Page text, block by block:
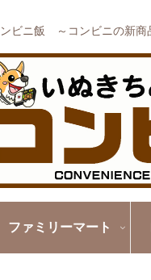
ビニ飯 ～コンビニの新商
ファミリーマート